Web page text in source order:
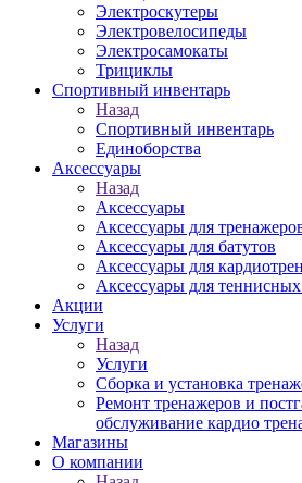
Электроскутеры
Электровелосипеды
Электросамокаты
Трициклы
Спортивный инвентарь
Назад
Спортивный инвентарь
Единоборства
Аксессуары
Назад
Аксессуары
Аксессуары для
Аксессуары для батутов
Аксессуары для
Аксессуары для теннисных
Акции
Услуги
Назад
Услуги
Сборка и установка
Ремонт тренажеров и
обслуживание кардио
Магазины
О компании